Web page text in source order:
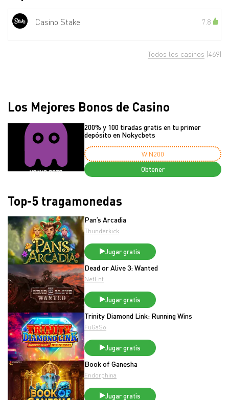
Casino Stake 7.8
Todos los casinos (469)
Los Mejores Bonos de Casino
200% y 100 tiradas gratis en tu primer
depósito en Nokycbets
WIN200
Obtener
Top-5 tragamonedas
Pan’s Arcadia
Thunderkick
Jugar gratis
Dead or Alive 3: Wanted
NetEnt
Jugar gratis
Trinity Diamond Link: Running Wins
FuGaSo
Jugar gratis
Book of Ganesha
Endorphina
Jugar gratis